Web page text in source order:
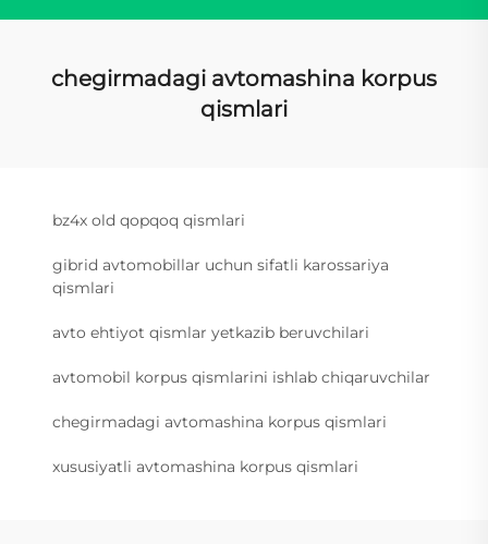
chegirmadagi avtomashina korpus
qismlari
bz4x old qopqoq qismlari
gibrid avtomobillar uchun sifatli karossariya
qismlari
avto ehtiyot qismlar yetkazib beruvchilari
avtomobil korpus qismlarini ishlab chiqaruvchilar
chegirmadagi avtomashina korpus qismlari
xususiyatli avtomashina korpus qismlari